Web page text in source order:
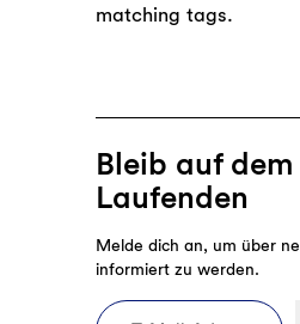
matching tags.
Bleib auf dem
Laufenden
Melde dich an, um über
informiert zu werden.
E-Mail-Adresse eingeben